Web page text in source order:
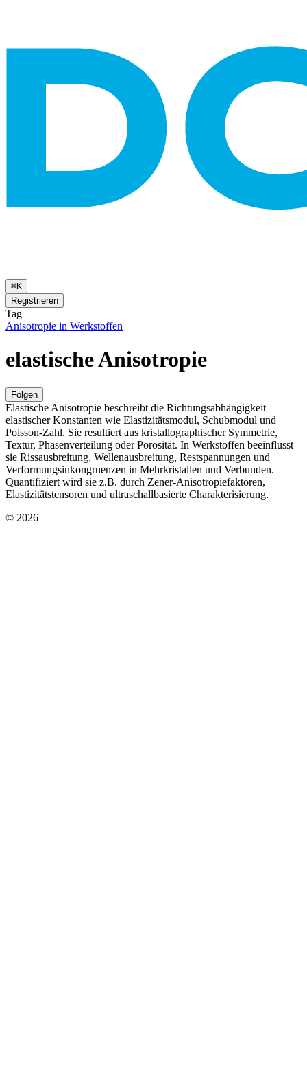
⌘K
Registrieren
Tag
Anisotropie in Werkstoffen
elastische Anisotropie
Folgen
Elastische Anisotropie beschreibt die Richtungsabhängigkeit
elastischer Konstanten wie Elastizitätsmodul, Schubmodul und
Poisson‑Zahl. Sie resultiert aus kristallographischer Symmetrie,
Textur, Phasenverteilung oder Porosität. In Werkstoffen beeinflusst
sie Rissausbreitung, Wellenausbreitung, Restspannungen und
Verformungsinkongruenzen in Mehrkristallen und Verbunden.
Quantifiziert wird sie z.B. durch Zener‑Anisotropiefaktoren,
Elastizitätstensoren und ultraschallbasierte Charakterisierung.
© 2026